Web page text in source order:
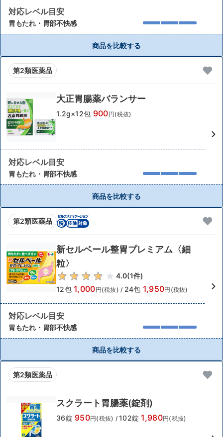
対応レベル目安
胃もたれ・胃部不快感
商品を比較する
第2類医薬品
大正胃腸薬バランサー
1.2g×12包 900円(税抜)
対応レベル目安
胃もたれ・胃部不快感
商品を比較する
第2類医薬品
新セルベール整胃プレミアム〈細
粒〉
4.0(1件)
12包 1,000円(税抜) / 24包 1,950円(税抜)
対応レベル目安
胃もたれ・胃部不快感
商品を比較する
第2類医薬品
スクラート胃腸薬(錠剤)
36錠 950円(税抜) / 102錠 1,980円(税抜)